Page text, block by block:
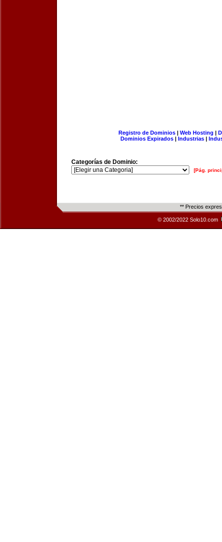
Registro de Dominios| Web Hosting |
Dominios Expirados | Industrias |
Categorías de Dominio:
[Pág.
** Precios
© 2002/2022 Solo10.com